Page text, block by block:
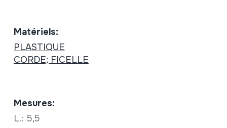
Matériels:
PLASTIQUE
CORDE; FICELLE
Mesures:
L.: 5,5